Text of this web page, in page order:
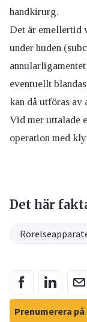
handkirurg.
Det är emellertid
under huden
eventuellt
kan då utföras av
Vid mer uttalade
operation med
Det här
Prenumerera